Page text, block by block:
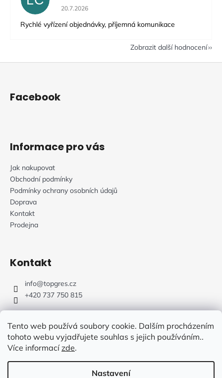
Tento web používá soubory cookie. Dalším procházením
tohoto webu vyjadřujete souhlas s jejich používáním..
Více informacízde.
Nastavení
Hodnocení obchodu je 5 z 5 hvězdiček.
20.7.2026
Rychlé vyřízení objednávky, příjemná komunikace
Zobrazit další hodnocení
Z
Facebook
Informace pro vás
Jak nakupovat
Obchodní podmínky
Podmínky ochrany osobních údajů
Doprava
Kontakt
Prodejna
Kontakt
info@topgres.cz
+420 737 750 815